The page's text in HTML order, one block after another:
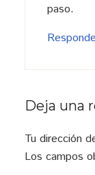
paso.
Deja una
Tu dirección
Los campos